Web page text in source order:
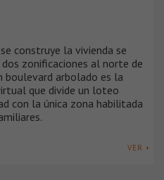
construye la vivienda se
zonificaciones al norte de
boulevard arbolado es la
que divide un loteo
con la única zona habilitada
VER +